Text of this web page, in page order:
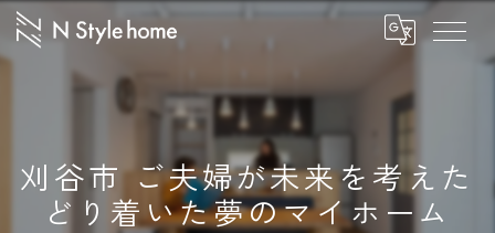
刈谷市 ご夫婦が未来を考えた
どり着いた夢のマイホーム